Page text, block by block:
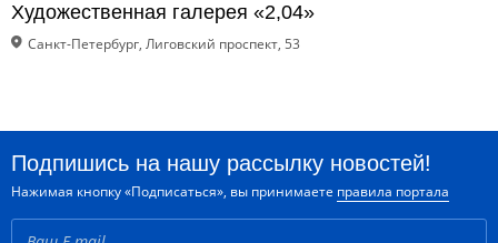
Художественная галерея «2,04»
Санкт-Петербург, Лиговский проспект, 53
Подпишись на нашу рассылку новостей!
Нажимая кнопку «Подписаться», вы принимаете правила портала